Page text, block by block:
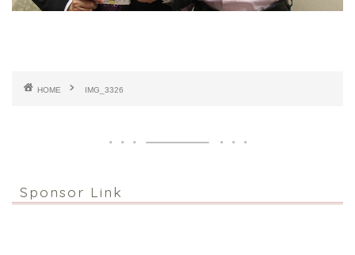
HOME IMG_3326
Sponsor Link